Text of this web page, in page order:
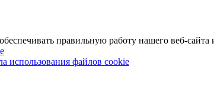
правильную работу нашего веб-сайта
использования файлов cookie